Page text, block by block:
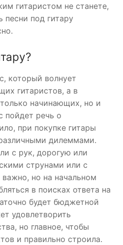
гитаристом не станете,
песни под гитару
который волнует
гитаристов, а в
начинающих, но и
пойдет речь о
при покупке гитары
дилеммами.
с рук, дорогую или
струнами или с
но на начальном
в поисках ответа на
будет бюджетной
удовлетворить
но главное, чтобы
и правильно строила.